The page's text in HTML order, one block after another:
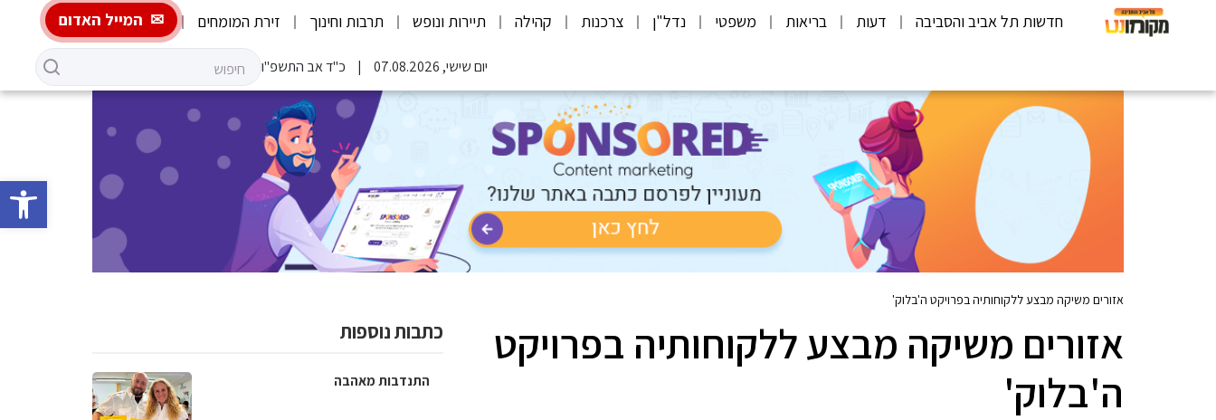
פתח
חדשות תל אביב והסביבה דעות בריאות משפטי נדל"ן צרכנות קהילה תיירות ונופש תרבות וחינוך זירת המומחים המייל האדום
יום שישי, 07.08.2026 כ"ד אב התשפ"ו
אזורים משיקה מבצע ללקוחותיה בפרויקט ה'בלוק'
אזורים משיקה מבצע ללקוחותיה בפרויקט
ה'בלוק'
כתבות נוספות
התנדבות מאהבה